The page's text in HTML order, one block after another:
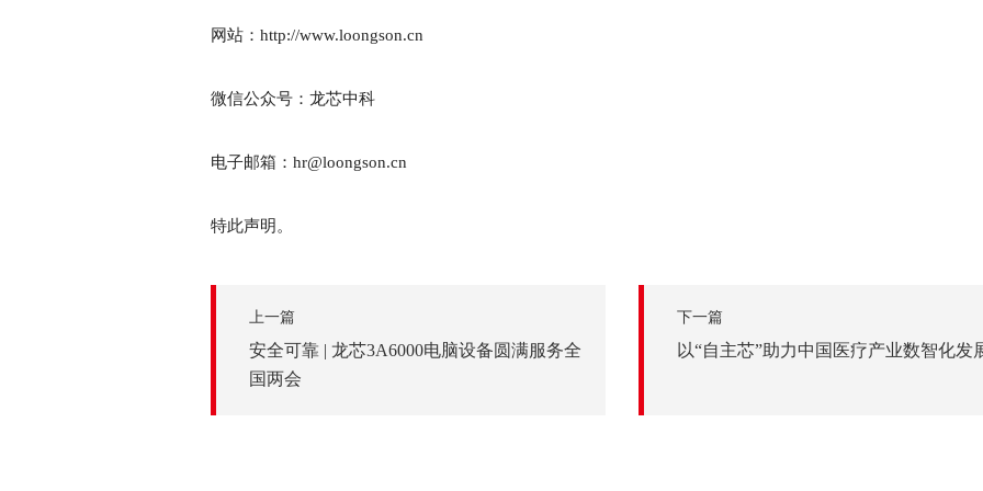
网站：http://www.loongson.cn
微信公众号：龙芯中科
电子邮箱：hr@loongson.cn
特此声明。
上一篇
安全可靠 | 龙芯3A6000电脑设备圆满服务全
国两会
下一篇
以“自主芯”助力中国医疗产业数智化发